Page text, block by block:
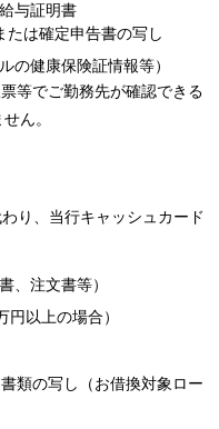
与証明書
は確定申告書の写し
の健康保険証情報等）
等でご勤務先が確認できる
ん。
り、当行キャッシュカード
、注文書等）
以上の場合）
類の写し（お借換対象ロー